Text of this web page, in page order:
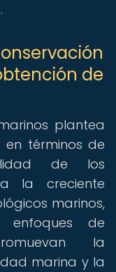
de
plantea
en términos de
de los
la creciente
marinos,
enfoques de
la
marina y la